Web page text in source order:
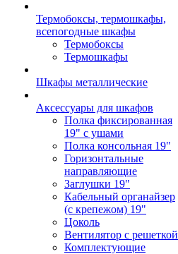
Термобоксы, термошкафы,
всепогодные шкафы
Термобоксы
Термошкафы
Шкафы металлические
Аксессуары для шкафов
Полка фиксированная
19" с ушами
Полка консольная 19"
Горизонтальные
направляющие
Заглушки 19"
Кабельный органайзер
(с крепежом) 19"
Цоколь
Вентилятор с решеткой
Комплектующие